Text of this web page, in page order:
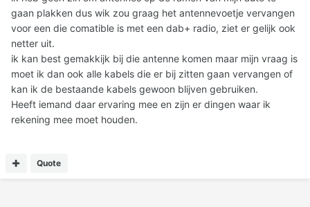
gaan plakken dus wik zou graag het antennevoetje vervangen
voor een die comatible is met een dab+ radio, ziet er gelijk ook
netter uit.
ik kan best gemakkijk bij die antenne komen maar mijn vraag is
moet ik dan ook alle kabels die er bij zitten gaan vervangen of
kan ik de bestaande kabels gewoon blijven gebruiken.
Heeft iemand daar ervaring mee en zijn er dingen waar ik
rekening mee moet houden.
Quote